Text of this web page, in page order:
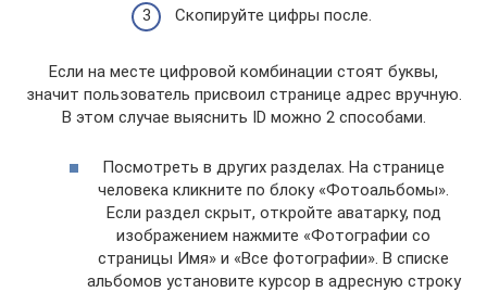
Скопируйте цифры после.
Если на месте цифровой комбинации стоят буквы,
значит пользователь присвоил странице адрес вручную.
В этом случае выяснить ID можно 2 способами.
Посмотреть в других разделах. На странице
человека кликните по блоку «Фотоальбомы».
Если раздел скрыт, откройте аватарку, под
изображением нажмите «Фотографии со
страницы Имя» и «Все фотографии». В списке
альбомов установите курсор в адресную строку